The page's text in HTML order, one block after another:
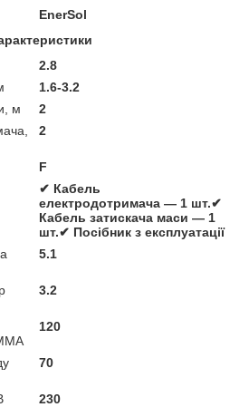
EnerSol
2.8
1.6-3.2
м
2
2
F
✔ Кабель
електродотримача — 1 шт.✔
Кабель затискача маси — 1
шт.✔ Посібник з експлуатації
5.1
3.2
120
70
230